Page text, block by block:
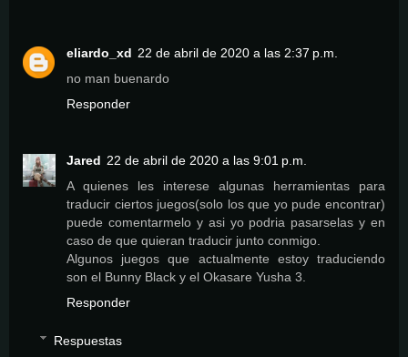
eliardo_xd 22 de abril de 2020 a las 2:37 p.m.
no man buenardo
Responder
Jared 22 de abril de 2020 a las 9:01 p.m.
A quienes les interese algunas herramientas para
traducir ciertos juegos(solo los que yo pude encontrar)
puede comentarmelo y asi yo podria pasarselas y en
caso de que quieran traducir junto conmigo.
Algunos juegos que actualmente estoy traduciendo
son el Bunny Black y el Okasare Yusha 3.
Responder
Respuestas